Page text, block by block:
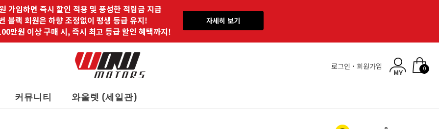
가입하면 즉시 할인 적용 및 풍성한 적립금 지급
블랙 회원은 하향 조정없이 평생 등급 유지!
만원 이상 구매 시, 즉시 최고 등급 할인 혜택까지!
자세히 보기
로그인 · 회원가입 0
커뮤니티 와울렛 (세일관)